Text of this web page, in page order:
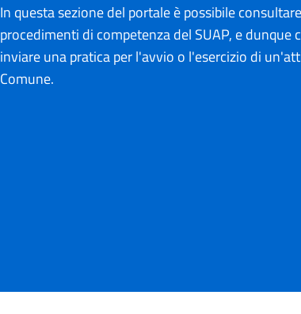
In questa sezione del portale è possibile
procedimenti di competenza del SUAP, e dunque
inviare una pratica per l'avvio o l'esercizio di
Comune.